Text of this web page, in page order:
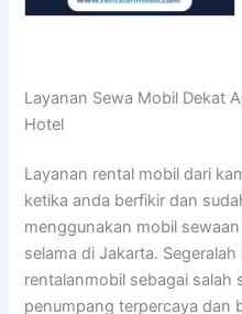
Layanan Sewa Mobil Dekat
Hotel
Layanan rental mobil dari
ketika anda berfikir dan
menggunakan mobil
selama di Jakarta.
rentalanmobil sebagai salah
penumpang terpercaya dan